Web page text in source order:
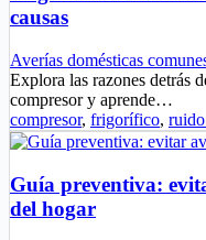
causas
Averías domésticas
Explora las razones detrás
compresor y aprende…
compresor, frigorífico,
Guía preventiva:
del hogar